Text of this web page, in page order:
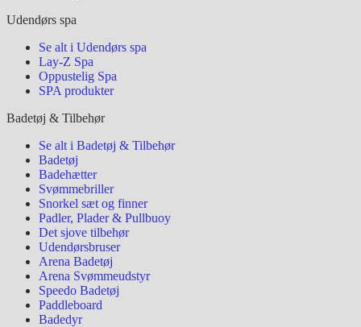
Udendørs spa
Se alt i Udendørs spa
Lay-Z Spa
Oppustelig Spa
SPA produkter
Badetøj & Tilbehør
Se alt i Badetøj & Tilbehør
Badetøj
Badehætter
Svømmebriller
Snorkel sæt og finner
Padler, Plader & Pullbuoy
Det sjove tilbehør
Udendørsbruser
Arena Badetøj
Arena Svømmeudstyr
Speedo Badetøj
Paddleboard
Badedyr